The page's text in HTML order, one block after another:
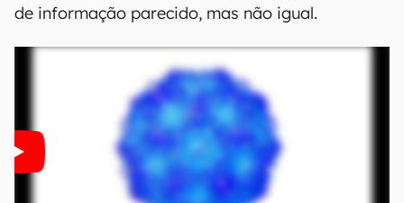
de informação parecido, mas não igual.